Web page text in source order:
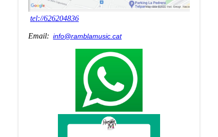
tel://626204836
Email: info@ramblamusic.cat